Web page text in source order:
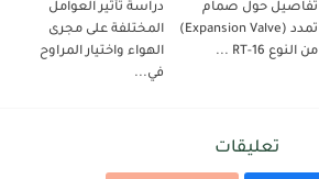
تفاصيل حول صمام
تمدد (Expansion Valve)
من النوع RT-16 ...
دراسة تأثير العوامل
المختلفة على مجرى
الهواء واختيار المراوح
في...
تعليقات